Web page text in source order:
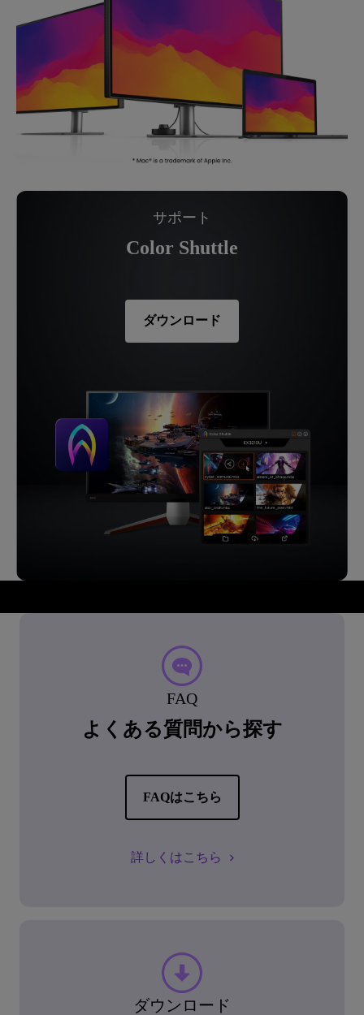
サポート
Color Shuttle
ダウンロード
FAQ
よくある質問から探す
FAQはこちら
詳しくはこちら
ダウンロード